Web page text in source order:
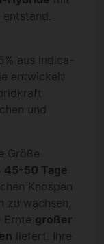
aus Indica-
entwickelt
und
Größe
45-50 Tage
Knospen
zu wachsen,
Ernte großer
liefert. Ihre